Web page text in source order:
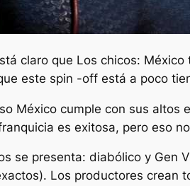
claro que Los chicos: México
este spin -off está a poco
México cumple con sus altos
es exitosa, pero eso
se presenta: diabólico y Gen V
Los productores crean